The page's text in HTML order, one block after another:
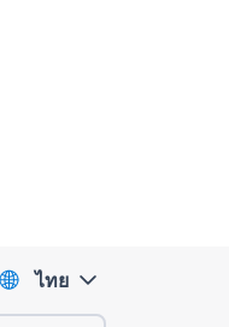
ไทย